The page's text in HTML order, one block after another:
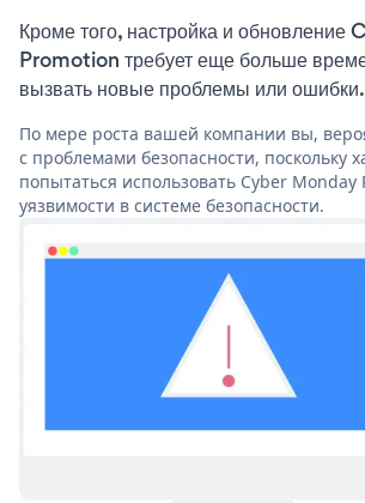
Кроме того, настройка и
Promotion требует еще больше
вызвать новые проблемы или ошибки.
По мере роста вашей компании вы,
с проблемами безопасности, поскольку
попытаться использовать Cyber Monday
уязвимости в системе безопасности.